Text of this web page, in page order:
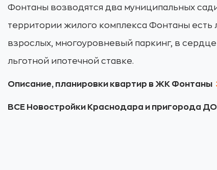
Фонтаны возводятся два муниципальных
территории жилого комплекса Фонтаны
взрослых, многоуровневый паркинг, в
льготной ипотечной ставке.
Описание, планировки квартир в ЖК Фонтаны
ВСЕ Новостройки Краснодара и пригорода